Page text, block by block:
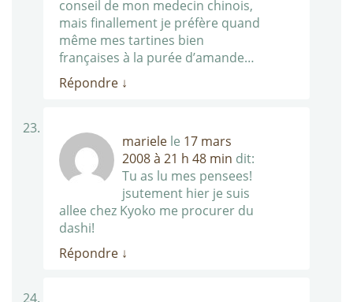
conseil de mon medecin chinois,
mais finallement je préfère quand
même mes tartines bien
françaises à la purée d’amande…
Répondre ↓
mariele le 17 mars
2008 à 21 h 48 min dit:
Tu as lu mes pensees!
jsutement hier je suis
allee chez Kyoko me procurer du
dashi!
Répondre ↓